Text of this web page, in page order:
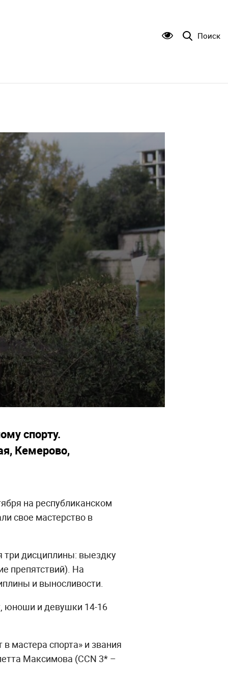
Поиск
спорту.
Кемерово,
на республиканском
свое мастерство в
три дисциплины: выездку
препятствий). На
и выносливости.
юноши и девушки 14-16
мастера спорта» и звания
Максимова (CCN 3* –